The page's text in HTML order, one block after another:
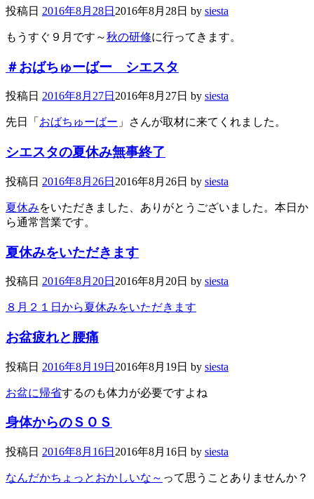
投稿日 2016年8月28日 2016年8月28日 by siesta
もうすぐ９月です～秋の研修に行ってきます。
＃おばちゅーばー シエスタ
投稿日 2016年8月27日 2016年8月27日 by siesta
先日「 おばちゅーばー 」さんが取材に来てくれました。
シエスタの夏休み無事終了
投稿日 2016年8月26日 2016年8月26日 by siesta
夏休みをいただきました、ありがとうございました。本日か
ら通常営業です。
夏休みをいただきます
投稿日 2016年8月20日 2016年8月20日 by siesta
８月２１日から夏休みをいただきます
お盆疲れと腰痛
投稿日 2016年8月19日 2016年8月19日 by siesta
お盆に帰省するのも体力が必要ですよね
身体からのＳＯＳ
投稿日 2016年8月16日 2016年8月16日 by siesta
なんだかちょっとおかしいな～ って思うことありませんか？